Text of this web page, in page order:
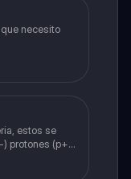
necesito
estos se
protones (p+)